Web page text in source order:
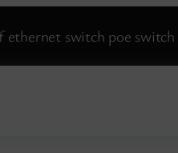
ethernet switch poe